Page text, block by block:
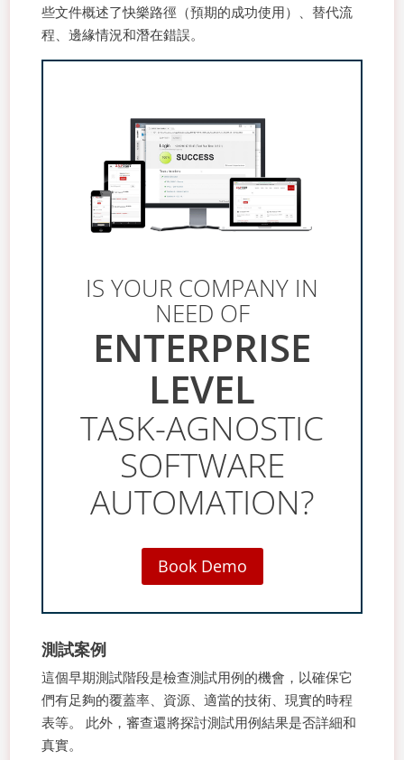
些文件概述了快樂路徑（預期的成功使用）、替代流
程、邊緣情況和潛在錯誤。
IS YOUR COMPANY IN
NEED OF
ENTERPRISE
LEVEL
TASK-AGNOSTIC
SOFTWARE
AUTOMATION?
Book Demo
測試案例
這個早期測試階段是檢查測試用例的機會，以確保它
們有足夠的覆蓋率、資源、適當的技術、現實的時程
表等。 此外，審查還將探討測試用例結果是否詳細和
真實。